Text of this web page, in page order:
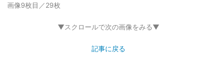
画像9枚目／29枚
▼スクロールで次の画像をみる▼
記事に戻る